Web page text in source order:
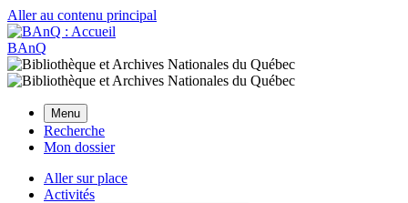
Aller au contenu principal
BAnQ
Menu
Recherche
Mon dossier
Aller sur place
Activités